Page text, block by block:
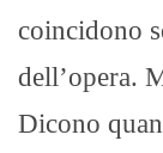
coincidono
dell’opera.
Dicono